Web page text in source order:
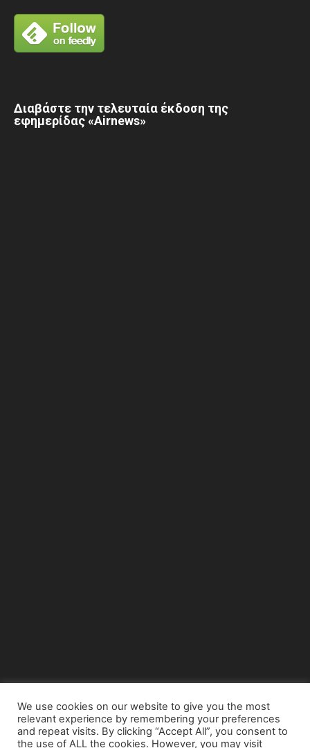
Διαβάστε την τελευταία έκδοση της
εφημερίδας «Airnews»
© Copyright 2015 - www.airnews.gr
We use cookies on our website to give you the most
relevant experience by remembering your preferences
and repeat visits. By clicking “Accept All”, you consent to
the use of ALL the cookies. However, you may visit